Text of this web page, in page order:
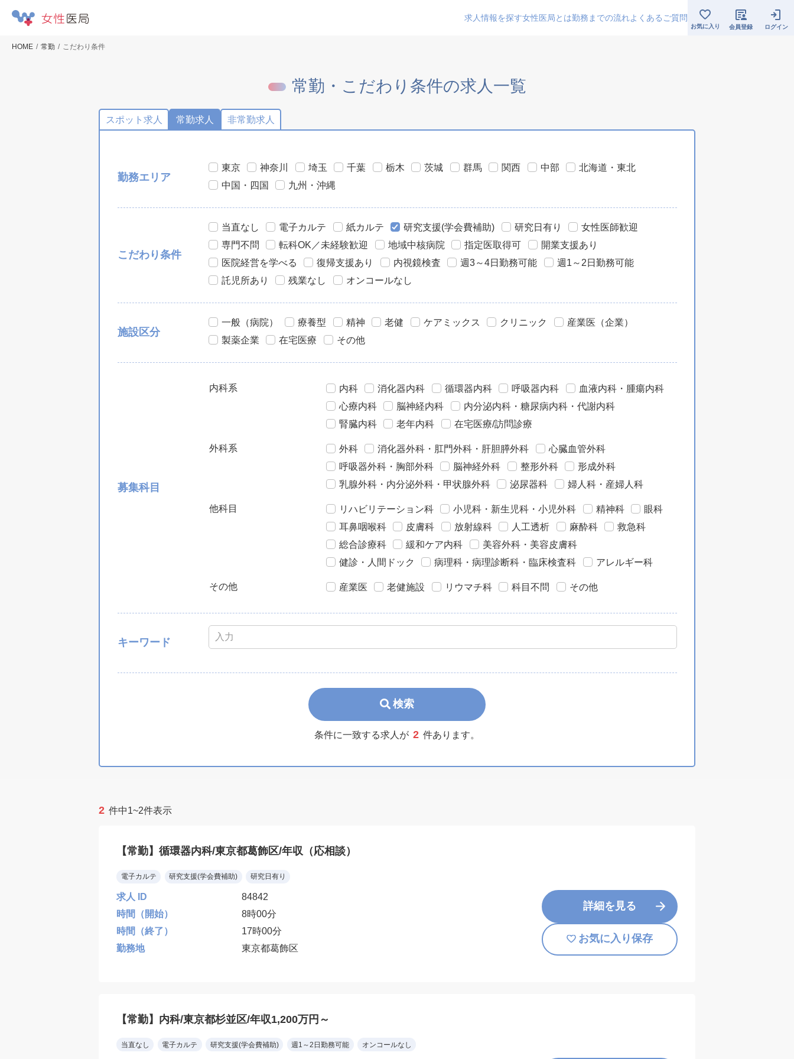
求人情報を探す女性医局とは勤務までの流れよくあるご質問
お気に入り 会員登録 ログイン
HOME 常勤 こだわり条件
常勤・こだわり条件の求人一覧
スポット求人 常勤求人 非常勤求人
勤務エリア
東京 神奈川 埼玉 千葉 栃木 茨城 群馬 関西 中部
北海道・東北
中国・四国
九州・沖縄
こだわり条件
当直なし 電子カルテ 紙カルテ 研究支援(学会費補助) 研究日有り
女性医師歓迎
専門不問
転科OK／未経験歓迎 地域中核病院 指定医取得可
開業支援あり
医院経営を学べる
復帰支援あり 内視鏡検査 週3～4日勤務可能
週1～2日勤務可能
託児所あり
残業なし オンコールなし
施設区分
一般（病院） 療養型 精神 老健 ケアミックス クリニック
産業医（企業）
製薬企業
在宅医療 その他
募集科目
内科系 内科 消化器内科 循環器内科 呼吸器内科
血液内科・腫瘍内科
心療内科
脳神経内科
内分泌内科・糖尿病内科・代謝内科
腎臓内科
老年内科 在宅医療/訪問診療
外科系 外科 消化器外科・肛門外科・肝胆膵外科
心臓血管外科
呼吸器外科・胸部外科
脳神経外科 整形外科
形成外科
乳腺外科・内分泌外科・甲状腺外科
泌尿器科 婦人科・産婦人科
他科目 リハビリテーション科 小児科・新生児科・小児外科 精神科
眼科
耳鼻咽喉科
皮膚科 放射線科 人工透析 麻酔科
救急科
総合診療科
緩和ケア内科
美容外科・美容皮膚科
健診・人間ドック
病理科・病理診断科・臨床検査科 アレルギー科
その他 産業医 老健施設 リウマチ科 科目不問 その他
キーワード
検索
条件に一致する求人が 2 件あります。
2 件中1~2件表示
【常勤】循環器内科/東京都葛飾区/年収（応相談）
電子カルテ 研究支援(学会費補助) 研究日有り
求人 ID
84842
時間（開始）
8時00分
時間（終了）
17時00分
勤務地
東京都葛飾区
詳細を見る
お気に入り保存
【常勤】内科/東京都杉並区/年収1,200万円～
当直なし 電子カルテ 研究支援(学会費補助) 週1～2日勤務可能 オンコールなし